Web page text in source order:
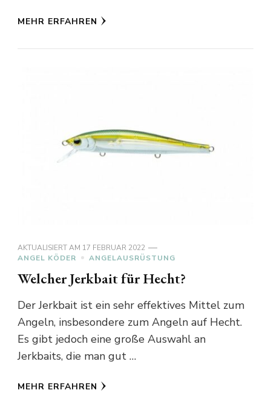
MEHR ERFAHREN
AKTUALISIERT AM 17 FEBRUAR 2022
ANGEL KÖDER
ANGELAUSRÜSTUNG
Welcher Jerkbait für Hecht?
Der Jerkbait ist ein sehr effektives Mittel zum
Angeln, insbesondere zum Angeln auf Hecht.
Es gibt jedoch eine große Auswahl an
Jerkbaits, die man gut …
MEHR ERFAHREN